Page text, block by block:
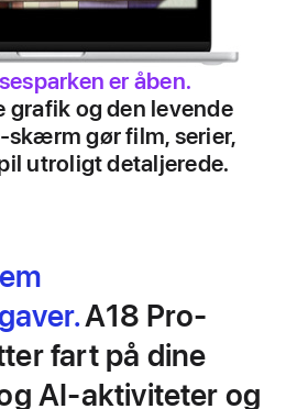
er åben.
grafik og den levende
skærm gør film, serier,
utroligt detaljerede.
A18 Pro-
fart på dine
AI-aktiviteter og